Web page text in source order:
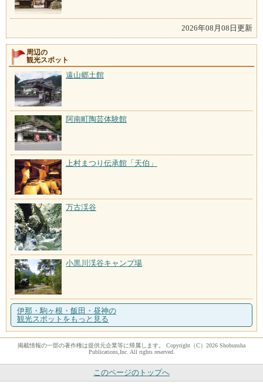
2026年08月08日更新
周辺の
観光スポット
遠山郷土館
阿南町陶芸体験館
上村まつり伝承館「天伯」
万古渓谷
小黒川渓谷キャンプ場
伊那・駒ヶ根・飯田・昼神の
観光スポットをもっと見る
掲載情報の一部の著作権は提供元企業等に帰属します。 Copyright（C）2026 Shobunsha
Publications,Inc. All rights reserved.
このページのトップへ